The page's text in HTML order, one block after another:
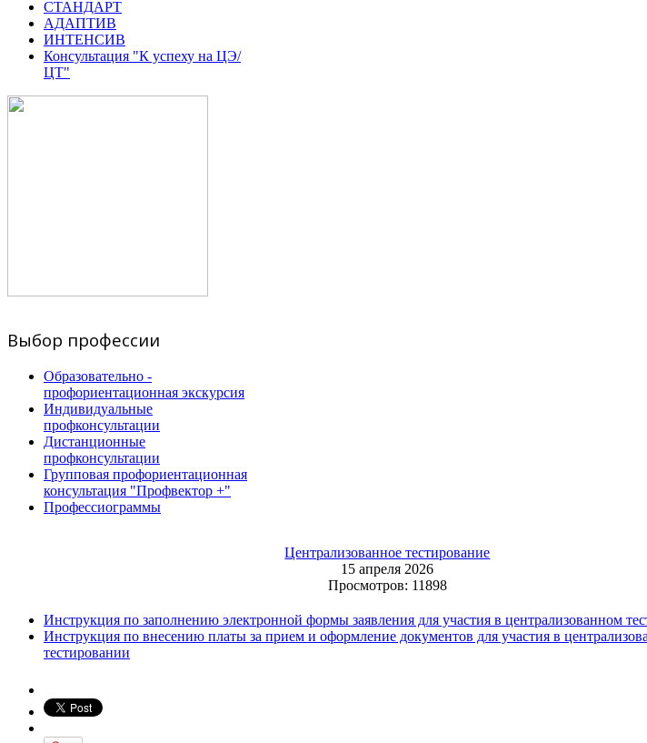
СТАНДАРТ
АДАПТИВ
ИНТЕНСИВ
Консультация "К успеху на ЦЭ/
ЦТ"
Выбор профессии
Образовательно -
профориентационная экскурсия
Индивидуальные
профконсультации
Дистанционные
профконсультации
Групповая профориентационная
консультация "Профвектор +"
Профессиограммы
Централизованное тестирование
15 апреля 2026
Просмотров: 11898
Инструкция по заполнению электронной формы заявления для участия в централизованном
Инструкция по внесению платы за прием и оформление документов для участия в
тестировании